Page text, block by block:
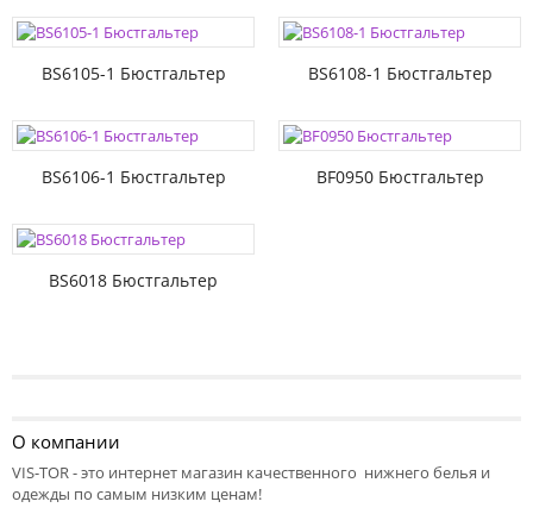
BS6105-1 Бюстгальтер BS6108-1 Бюстгальтер
BS6106-1 Бюстгальтер BF0950 Бюстгальтер
BS6018 Бюстгальтер
О компании
VIS-TOR - это интернет магазин качественного нижнего белья и
одежды по самым низким ценам!